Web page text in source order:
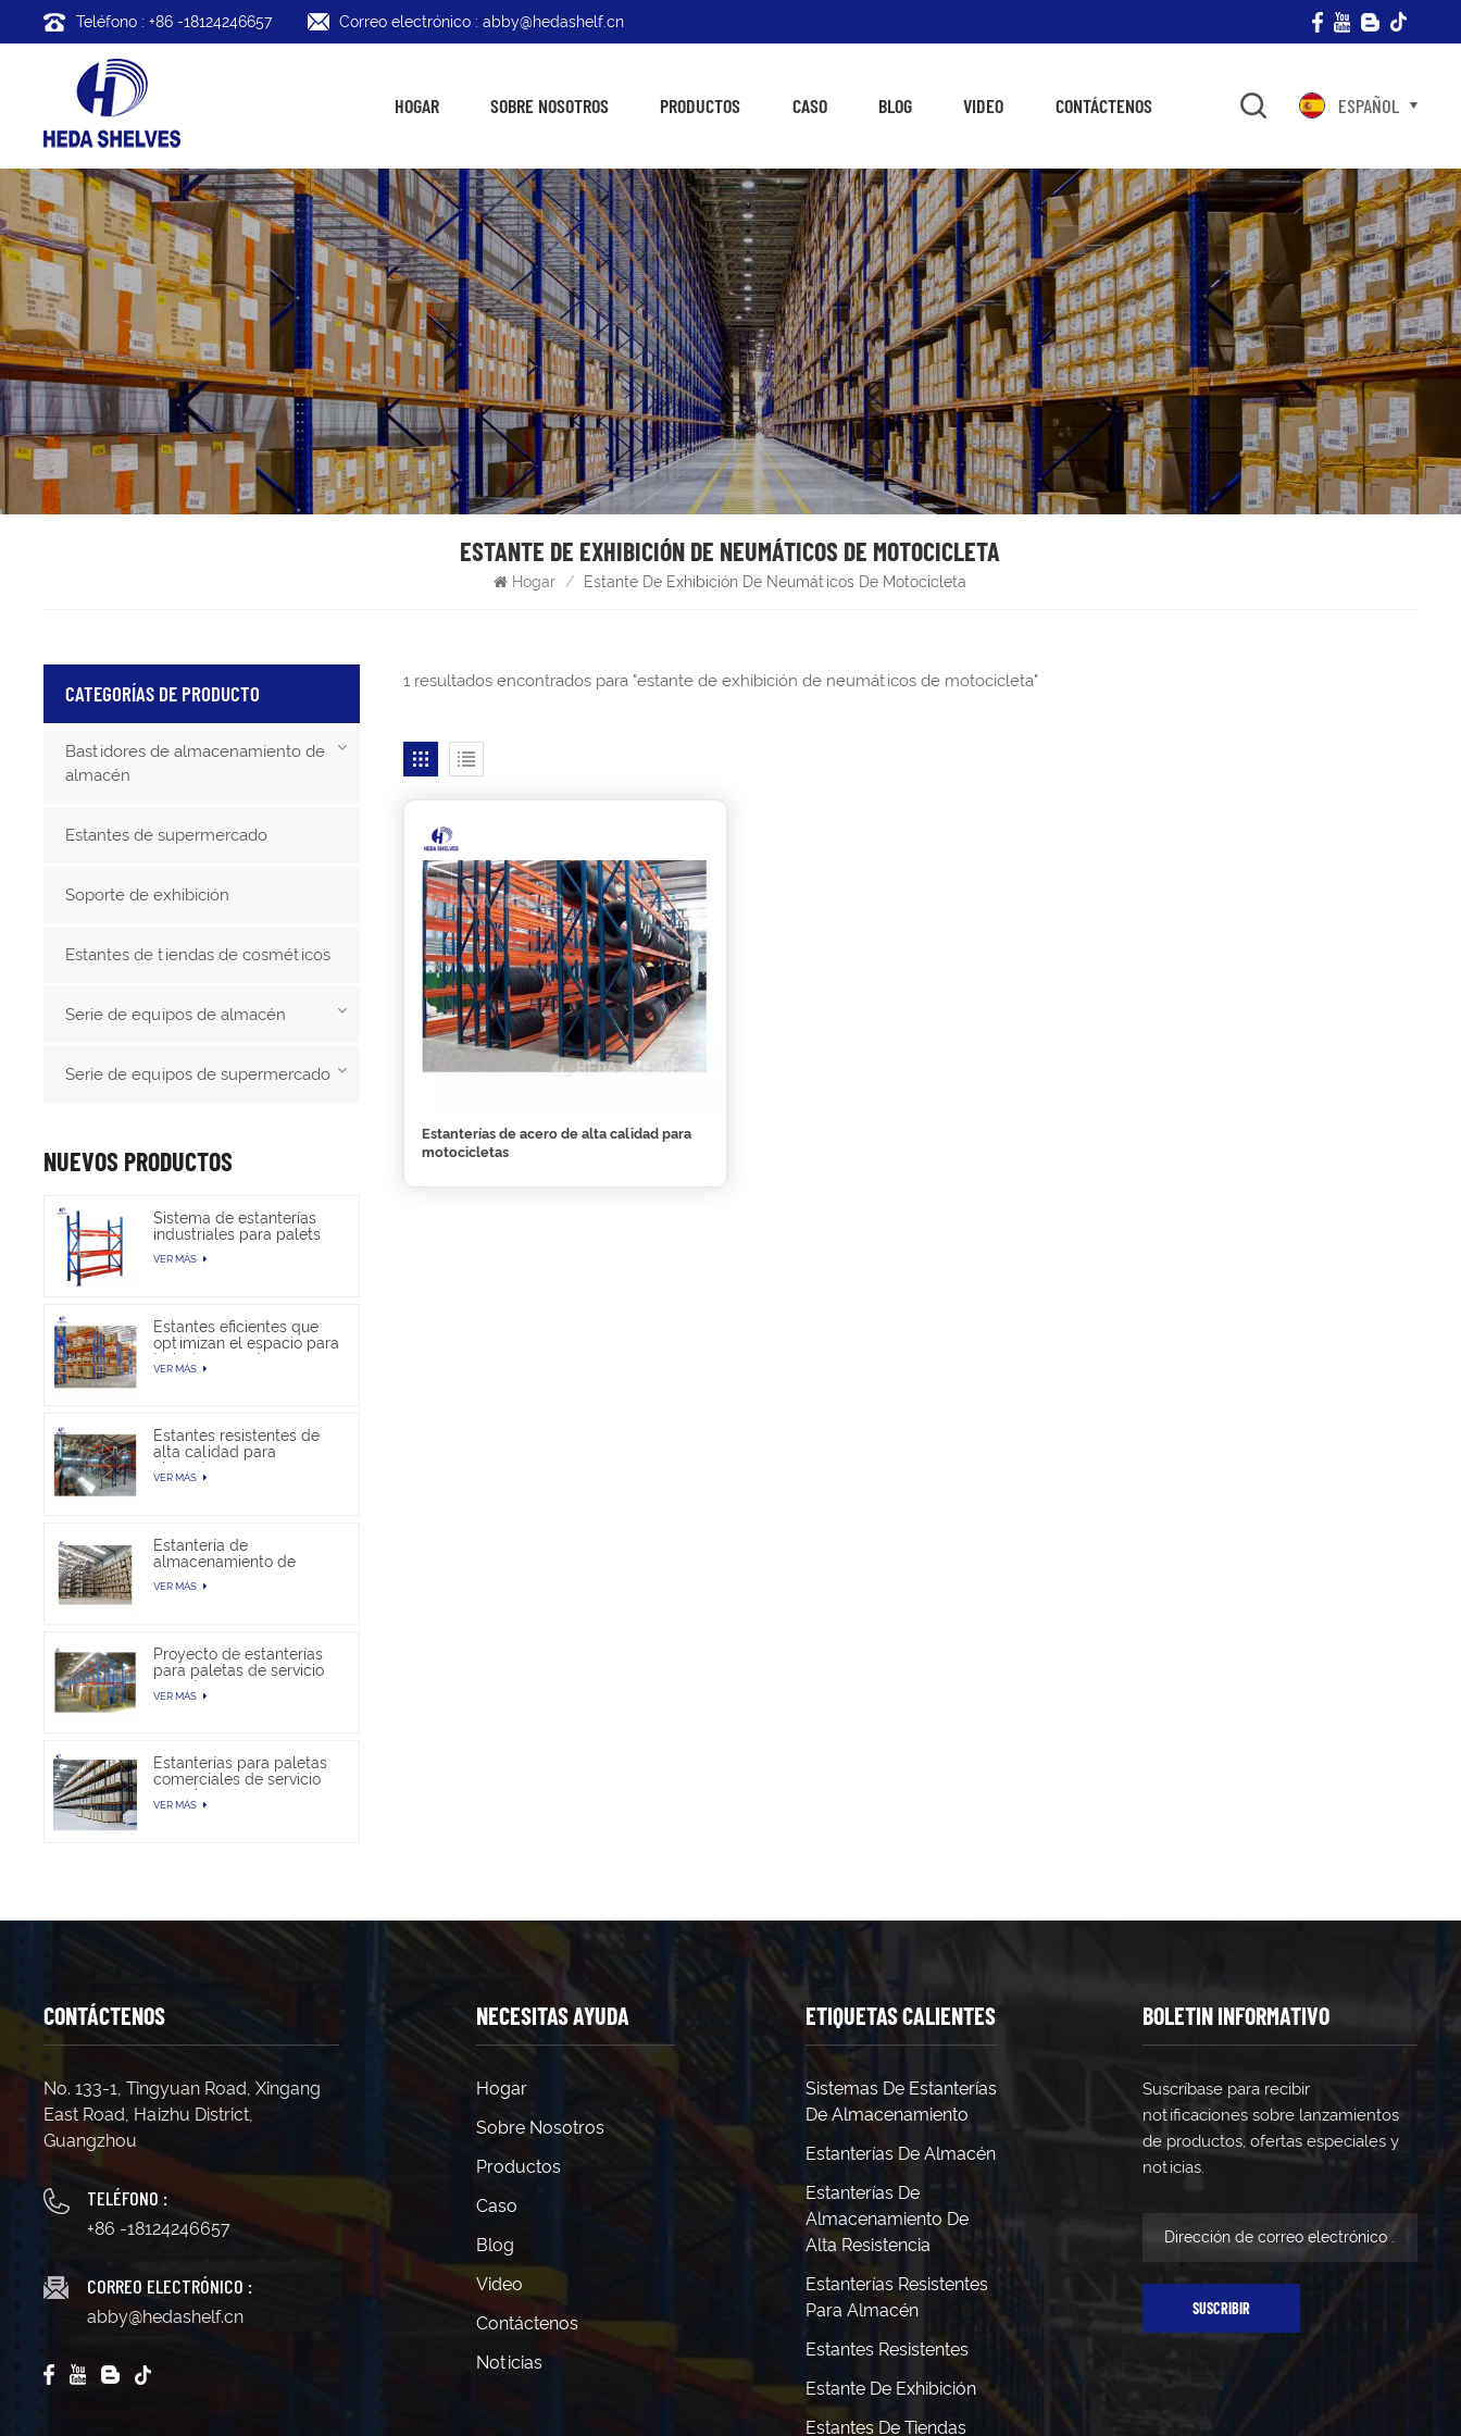
Teléfono : +86 -18124246657 Correo electrónico : abby@hedashelf.cn
HOGAR SOBRE NOSOTROS PRODUCTOS CASO BLOG VIDEO CONTÁCTENOS ESPAÑOL
ESTANTE DE EXHIBICIÓN DE NEUMÁTICOS DE MOTOCICLETA
Hogar / Estante De Exhibición De Neumáticos De Motocicleta
1 resultados encontrados para "estante de exhibición de neumáticos de motocicleta"
Estanterías de acero de alta calidad para
motocicletas
CATEGORÍAS DE PRODUCTO
Bastidores de almacenamiento de
almacén
Estantes de supermercado
Soporte de exhibición
Estantes de tiendas de cosméticos
Serie de equipos de almacén
Serie de equipos de supermercado
NUEVOS PRODUCTOS
Sistema de estanterías
industriales para palets
de alta resistencia para
almacenamiento en
VER MÁS
Estantes eficientes que
optimizan el espacio para
trabajos pesados en
almacenes
VER MÁS
Estantes resistentes de
alta calidad para
almacén
VER MÁS
Estantería de
almacenamiento de
paletas selectivas en
venta
VER MÁS
Proyecto de estanterías
para paletas de servicio
pesado
VER MÁS
Estanterías para paletas
comerciales de servicio
pesado
VER MÁS
CONTÁCTENOS
No. 133-1, Tingyuan Road, Xingang
East Road, Haizhu District,
Guangzhou
TELÉFONO :
+86 -18124246657
CORREO ELECTRÓNICO :
abby@hedashelf.cn
NECESITAS AYUDA
Hogar
Sobre Nosotros
Productos
Caso
Blog
Video
Contáctenos
Noticias
ETIQUETAS CALIENTES
Sistemas De Estanterías
De Almacenamiento
Estanterías De Almacén
Estanterías De
Almacenamiento De
Alta Resistencia
Estanterías Resistentes
Para Almacén
Estantes Resistentes
Estante De Exhibición
Estantes De Tiendas
BOLETIN INFORMATIVO
Suscríbase para recibir
notificaciones sobre lanzamientos
de productos, ofertas especiales y
noticias.
SUSCRIBIR